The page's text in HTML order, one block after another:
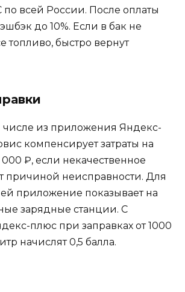
по всей России. После оплаты
до 10%. Если в бак не
топливо, быстро вернут
числе из приложения Яндекс-
компенсирует затраты на
₽, если некачественное
причиной неисправности. Для
приложение показывает на
зарядные станции. С
плюс при заправках от 1000
начислят 0,5 балла.